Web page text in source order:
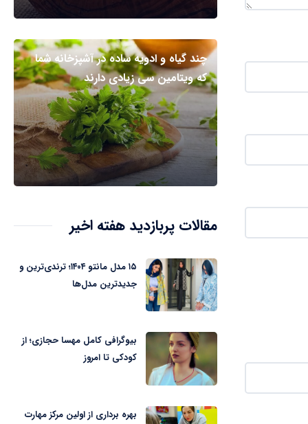
چند گیاه و ادویه ساده در آشپزخانه شما
که ویتامین سی زیادی دارند
مقالات پربازدید هفته اخیر
۱۵ مدل مانتو ۱۴۰۴؛ ترندی‌ترین و
جدیدترین مدل‌ها
بیوگرافی کامل مهسا حجازی؛ از
کودکی تا امروز
بهره برداری از اولین مرکز مهارت